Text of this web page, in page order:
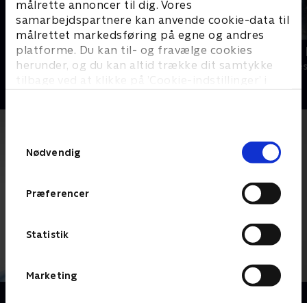
målrette annoncer til dig. Vores
samarbejdspartnere kan anvende cookie-data til
målrettet markedsføring på egne og andres
platforme. Du kan til- og fravælge cookies
herunder, og du kan altid trække dit samtykke
tilbage ved at klikke på ’Cookie-indstillinger’ i
Nødvendig
Præferencer
Statistik
Marketing
Robssons (dansk tale)
Komedie • 1 sæsoner
LasseMajas
Komedie • 1